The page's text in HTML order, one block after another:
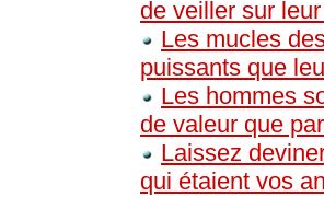
de veiller sur
Les mucles
puissants que
Les hommes
de valeur que
Laissez
qui étaient vos